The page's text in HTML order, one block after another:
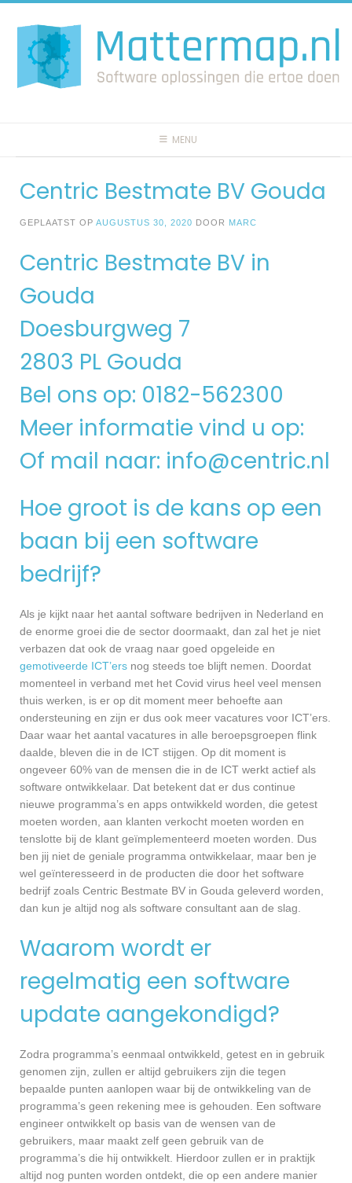
naar
inhoud
MENU
Centric Bestmate BV Gouda
GEPLAATST OP AUGUSTUS 30, 2020 DOOR MARC
Centric Bestmate BV in
Gouda
Doesburgweg 7
2803 PL Gouda
Bel ons op: 0182-562300
Meer informatie vind u op:
Of mail naar: info@centric.nl
Hoe groot is de kans op een
baan bij een software
bedrijf?
Als je kijkt naar het aantal software bedrijven in Nederland en
de enorme groei die de sector doormaakt, dan zal het je niet
verbazen dat ook de vraag naar goed opgeleide en
gemotiveerde ICT’ers nog steeds toe blijft nemen. Doordat
momenteel in verband met het Covid virus heel veel mensen
thuis werken, is er op dit moment meer behoefte aan
ondersteuning en zijn er dus ook meer vacatures voor ICT’ers.
Daar waar het aantal vacatures in alle beroepsgroepen flink
daalde, bleven die in de ICT stijgen. Op dit moment is
ongeveer 60% van de mensen die in de ICT werkt actief als
software ontwikkelaar. Dat betekent dat er dus continue
nieuwe programma’s en apps ontwikkeld worden, die getest
moeten worden, aan klanten verkocht moeten worden en
tenslotte bij de klant geïmplementeerd moeten worden. Dus
ben jij niet de geniale programma ontwikkelaar, maar ben je
wel geïnteresseerd in de producten die door het software
bedrijf zoals Centric Bestmate BV in Gouda geleverd worden,
dan kun je altijd nog als software consultant aan de slag.
Waarom wordt er
regelmatig een software
update aangekondigd?
Zodra programma’s eenmaal ontwikkeld, getest en in gebruik
genomen zijn, zullen er altijd gebruikers zijn die tegen
bepaalde punten aanlopen waar bij de ontwikkeling van de
programma’s geen rekening mee is gehouden. Een software
engineer ontwikkelt op basis van de wensen van de
gebruikers, maar maakt zelf geen gebruik van de
programma’s die hij ontwikkelt. Hierdoor zullen er in praktijk
altijd nog punten worden ontdekt, die op een andere manier